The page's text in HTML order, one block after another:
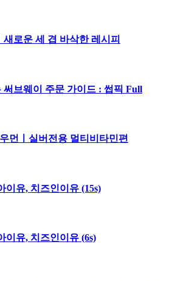
로운 세 겹 바삭한 레시피
브웨이 주문 가이드 : 썹픽 Full
먼ㅣ실버전용 멀티비타민편
이유, 치즈인이유 (15s)
이유, 치즈인이유 (6s)